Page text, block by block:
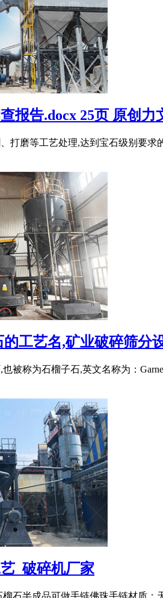
报告.docx 25页 原创力
打磨等工艺处理,达到宝石级别要
工艺名,矿业破碎筛分
也被称为石榴子石,英文名称为：
_破碎机厂家
石半成品可做手链佛珠手链材质